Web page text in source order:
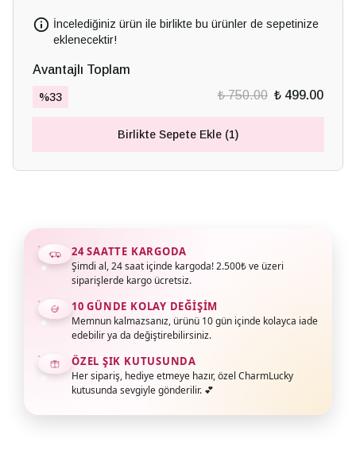
İncelediğiniz ürün ile birlikte bu ürünler de sepetinize
eklenecektir!
Avantajlı Toplam
%33 ₺ 750.00 ₺ 499.00
Birlikte Sepete Ekle (1)
24 SAATTE KARGODA
Şimdi al, 24 saat içinde kargoda! 2.500₺ ve üzeri
siparişlerde kargo ücretsiz.
10 GÜNDE KOLAY DEĞIŞIM
Memnun kalmazsanız, ürünü 10 gün içinde kolayca iade
edebilir ya da değiştirebilirsiniz.
ÖZEL ŞIK KUTUSUNDA
Her sipariş, hediye etmeye hazır, özel CharmLucky
kutusunda sevgiyle gönderilir. 💕